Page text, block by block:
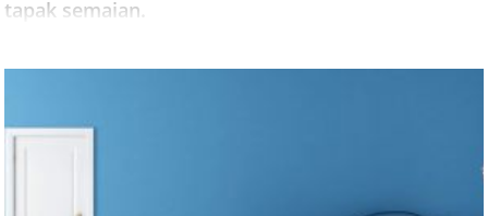
tapak semaian.